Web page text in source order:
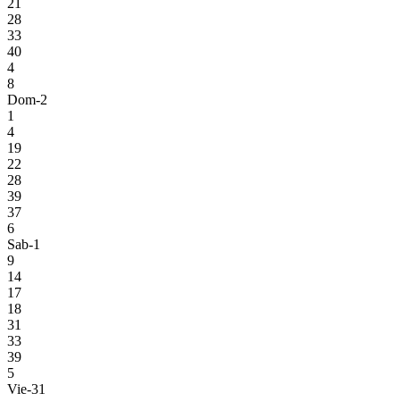
28
33
40
4
8
Dom-2
1
4
19
22
28
39
37
6
Sab-1
9
14
17
18
31
33
39
5
Vie-31